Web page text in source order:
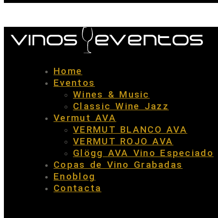
Home
Eventos
Wines & Music
Classic Wine Jazz
Vermut AVA
VERMUT BLANCO AVA
VERMUT ROJO AVA
Glögg AVA Vino Especiado
Copas de Vino Grabadas
Enoblog
Contacta